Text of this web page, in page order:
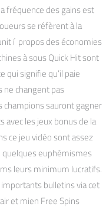
fréquence des gains est
se réfèrent à la
í propos des économies
à sous Quick Hit sont
qui signifie qu’il paie
changent pas
sauront gagner
les jeux bonus de la
ce jeu vidéo sont assez
quelques euphémismes
leurs minimum lucratifs.
bulletins via cet
et mien Free Spins